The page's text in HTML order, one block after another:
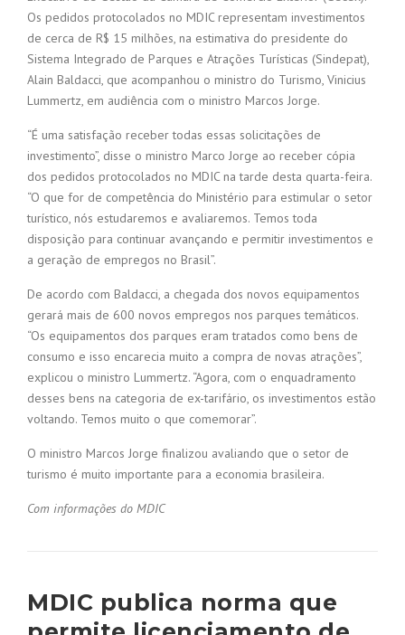
Os pedidos protocolados no MDIC representam investimentos
de cerca de R$ 15 milhões, na estimativa do presidente do
Sistema Integrado de Parques e Atrações Turísticas (Sindepat),
Alain Baldacci, que acompanhou o ministro do Turismo, Vinicius
Lummertz, em audiência com o ministro Marcos Jorge.
“É uma satisfação receber todas essas solicitações de
investimento”, disse o ministro Marco Jorge ao receber cópia
dos pedidos protocolados no MDIC na tarde desta quarta-feira.
“O que for de competência do Ministério para estimular o setor
turístico, nós estudaremos e avaliaremos. Temos toda
disposição para continuar avançando e permitir investimentos e
a geração de empregos no Brasil”.
De acordo com Baldacci, a chegada dos novos equipamentos
gerará mais de 600 novos empregos nos parques temáticos.
“Os equipamentos dos parques eram tratados como bens de
consumo e isso encarecia muito a compra de novas atrações”,
explicou o ministro Lummertz. “Agora, com o enquadramento
desses bens na categoria de ex-tarifário, os investimentos estão
voltando. Temos muito o que comemorar”.
O ministro Marcos Jorge finalizou avaliando que o setor de
turismo é muito importante para a economia brasileira.
Com informações do MDIC
MDIC publica norma que